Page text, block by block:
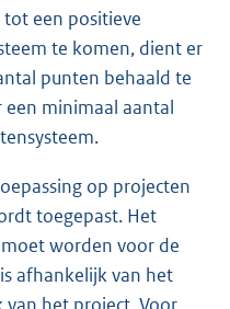
een positieve
te komen, dient er
punten behaald te
minimaal aantal
op projecten
toegepast. Het
worden voor de
afhankelijk van het